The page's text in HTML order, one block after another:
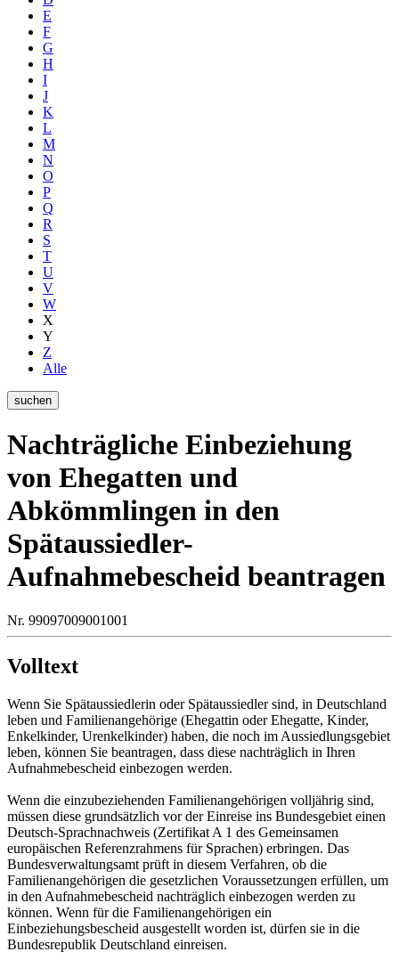
E
F
G
H
I
J
K
L
M
N
O
P
Q
R
S
T
U
V
W
X
Y
Z
Alle
suchen
Nachträgliche Einbeziehung
von Ehegatten und
Abkömmlingen in den
Spätaussiedler-
Aufnahmebescheid beantragen
Nr. 99097009001001
Volltext
Wenn Sie Spätaussiedlerin oder Spätaussiedler sind, in Deutschland
leben und Familienangehörige (Ehegattin oder Ehegatte, Kinder,
Enkelkinder, Urenkelkinder) haben, die noch im Aussiedlungsgebiet
leben, können Sie beantragen, dass diese nachträglich in Ihren
Aufnahmebescheid einbezogen werden.
Wenn die einzubeziehenden Familienangehörigen volljährig sind,
müssen diese grundsätzlich vor der Einreise ins Bundesgebiet einen
Deutsch-Sprachnachweis (Zertifikat A 1 des Gemeinsamen
europäischen Referenzrahmens für Sprachen) erbringen. Das
Bundesverwaltungsamt prüft in diesem Verfahren, ob die
Familienangehörigen die gesetzlichen Voraussetzungen erfüllen, um
in den Aufnahmebescheid nachträglich einbezogen werden zu
können. Wenn für die Familienangehörigen ein
Einbeziehungsbescheid ausgestellt worden ist, dürfen sie in die
Bundesrepublik Deutschland einreisen.